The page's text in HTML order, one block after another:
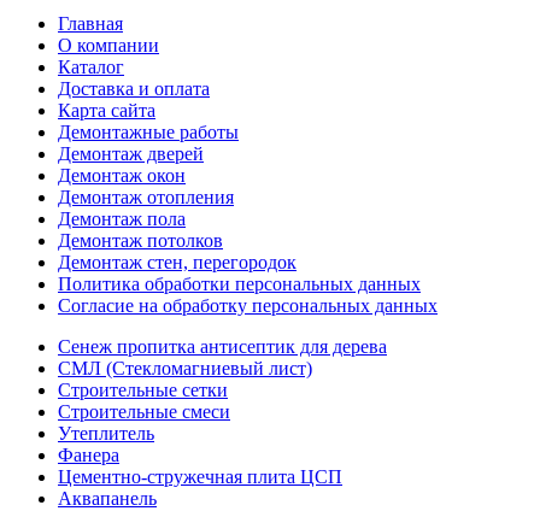
Главная
О компании
Каталог
Доставка и оплата
Карта сайта
Демонтажные работы
Демонтаж дверей
Демонтаж окон
Демонтаж отопления
Демонтаж пола
Демонтаж потолков
Демонтаж стен, перегородок
Политика обработки персональных данных
Согласие на обработку персональных данных
Сенеж пропитка антисептик для дерева
СМЛ (Стекломагниевый лист)
Строительные сетки
Строительные смеси
Утеплитель
Фанера
Цементно-стружечная плита ЦСП
Аквапанель